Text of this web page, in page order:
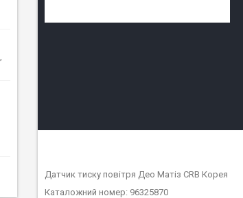
Датчик тиску повітря Део Матіз CRB Корея
Каталожний номер: 96325870